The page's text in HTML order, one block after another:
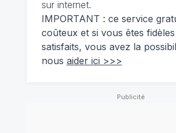
sur internet.
IMPORTANT : ce service
coûteux et si vous êtes
satisfaits, vous avez la
nous aider ici >>>